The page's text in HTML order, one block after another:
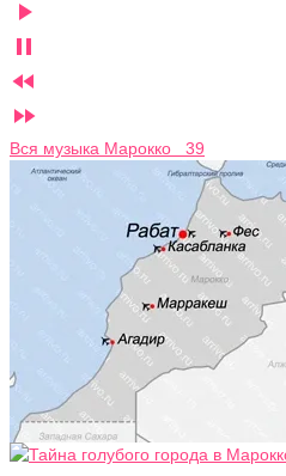




Вся музыка Марокко 39